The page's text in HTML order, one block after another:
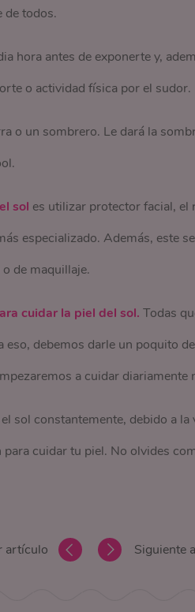
de todos.
hora antes de exponerte y,
o actividad física por el sudor.
o un sombrero. Le dará la
sol es utilizar protector facial,
especializado. Además, este
de maquillaje.
cuidar la piel del sol. Todas
debemos darle un poquito
a cuidar diariamente
sol constantemente, debido a
cuidar tu piel. No olvides
artículo Siguiente